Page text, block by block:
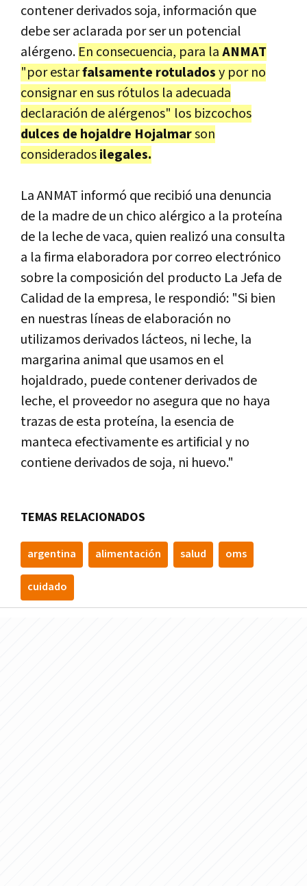
contener derivados soja, información que
debe ser aclarada por ser un potencial
alérgeno. En consecuencia, para laANMAT
"por estarfalsamente rotuladosy por no
consignar en sus rótulos la adecuada
declaración de alérgenos" los bizcochos
dulces de hojaldre Hojalmarson
consideradosilegales.
La ANMAT informó que recibió una denuncia
de la madre de un chico alérgico a la proteína
de la leche de vaca, quien realizó una consulta
a la firma elaboradora por correo electrónico
sobre la composición del producto La Jefa de
Calidad de la empresa, le respondió: "Si bien
en nuestras líneas de elaboración no
utilizamos derivados lácteos, ni leche, la
margarina animal que usamos en el
hojaldrado, puede contener derivados de
leche, el proveedor no asegura que no haya
trazas de esta proteína, la esencia de
manteca efectivamente es artificial y no
contiene derivados de soja, ni huevo."
TEMAS RELACIONADOS
argentina alimentación salud oms
cuidado